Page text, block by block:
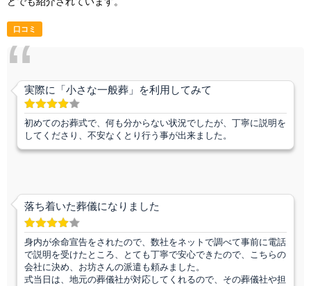
口コミ
実際に「小さな一般葬」を利用してみて
初めてのお葬式で、何も分からない状況でしたが、丁寧に説明を
してくださり、不安なくとり行う事が出来ました。
落ち着いた葬儀になりました
身内が余命宣告をされたので、数社をネットで調べて事前に電話
で説明を受けたところ、とても丁寧で安心できたので、こちらの
会社に決め、お坊さんの派遣も頼みました。
式当日は、地元の葬儀社が対応してくれるので、その葬儀社や担